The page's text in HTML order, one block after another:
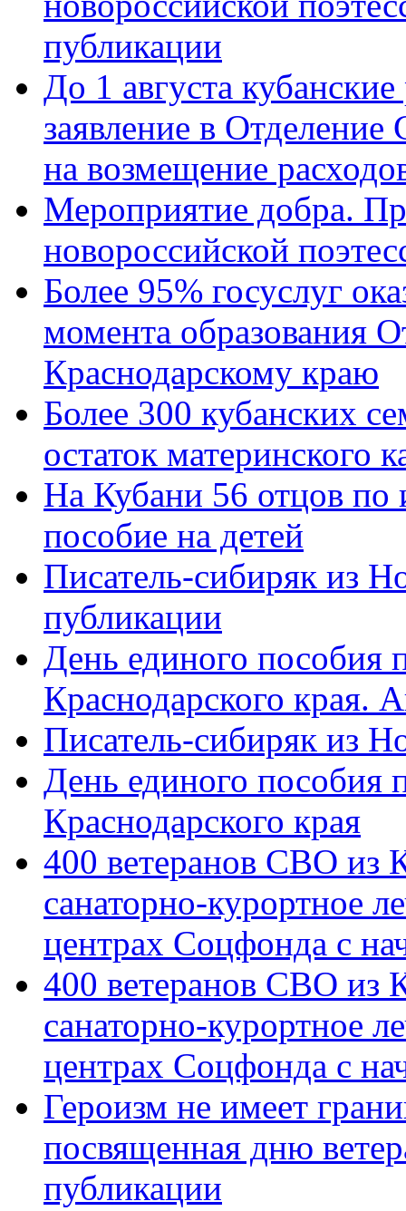
публикации
До 1 августа
заявление в
на возмещение
Мероприятие добра.
новороссийской
Более 95% госуслуг
момента образования
Краснодарскому краю
Более 300 кубанских
остаток материнского
На Кубани 56 отцов по
пособие на детей
Писатель-сибиряк из
публикации
День единого пособия
Краснодарского края.
Писатель-сибиряк из
День единого пособия
Краснодарского края
400 ветеранов СВО из
санаторно-курортное
центрах Соцфонда с
400 ветеранов СВО из
санаторно-курортное
центрах Соцфонда с
Героизм не имеет
посвященная дню
публикации